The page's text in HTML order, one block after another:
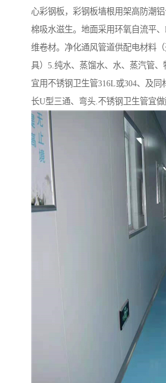
心彩钢板，彩钢板墙根用架高防潮
棉吸水滋生。地面采用环氧自流平
维卷材。净化通风管道供配电材料
具）5.纯水、蒸馏水、水、蒸汽管
宜用不锈钢卫生管316L或304、及同
长U型三通、弯头.不锈钢卫生管宜做